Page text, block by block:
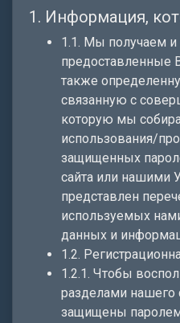
1. Информация,
1.1. Мы получаем и
предоставленные
также
связанную с
которую мы
использования/
защищенных
сайта или нашими
представлен
используемых
данных и
1.2.
1.2.1. Чтобы
разделами нашего
защищены